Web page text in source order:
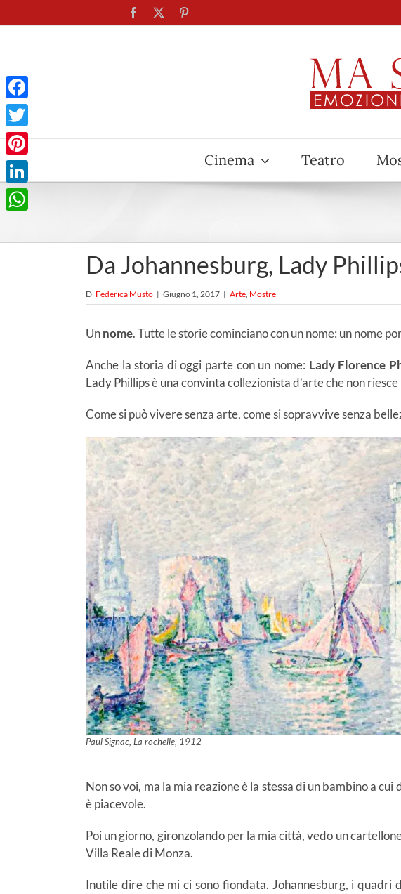
al
Facebook
Cinema Teatro
Da Johannesburg, Lady
Di Federica Musto | Giugno 1, 2017 | Arte, Mostre
Unnome. Tutte le storie cominciano con un nome: un nome
Anche la storia di oggi parte con un nome: Lady Florence
Lady Phillips è una convinta collezionista d’arte che non
Come si può vivere senza arte, come si sopravvive senza
Paul Signac, La rochelle, 1912
Non so voi, ma la mia reazione è la stessa di un bambino a
è piacevole.
Poi un giorno, gironzolando per la mia città, vedo un
Villa Reale di Monza.
Inutile dire che mi ci sono fiondata. Johannesburg, i quadri
Facebook
Twitter
Pinterest
LinkedIn